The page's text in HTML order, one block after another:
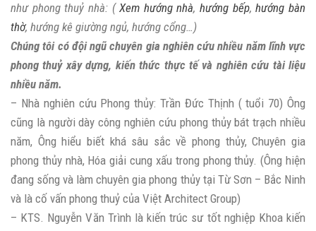
như phong thuỷ nhà: (Xem hướng nhà,hướng bếp,hướng bàn
thờ, hướng kê giường ngủ, hướng cổng…)
Chúng tôi có đội ngũ chuyên gia nghiên cứu nhiều năm lĩnh vực
phong thuỷ xây dựng, kiến thức thực tế và nghiên cứu tài liệu
nhiều năm.
– Nhà nghiên cứu Phong thủy: Trần Đức Thịnh ( tuổi 70) Ông
cũng là người dày công nghiên cứu phong thủy bát trạch nhiều
năm, Ông hiểu biết khá sâu sắc về phong thủy, Chuyên gia
phong thủy nhà, Hóa giải cung xấu trong phong thủy. (Ông hiện
đang sống và làm chuyên gia phong thủy tại Từ Sơn – Bắc Ninh
và là cố vấn phong thuỷ của Việt Architect Group)
– KTS. Nguyễn Văn Trình là kiến trúc sư tốt nghiệp Khoa kiến